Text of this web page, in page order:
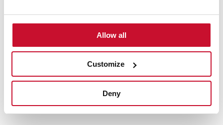
Allow all
Customize
Deny
Conexión eléctrica
Zonas de cocción